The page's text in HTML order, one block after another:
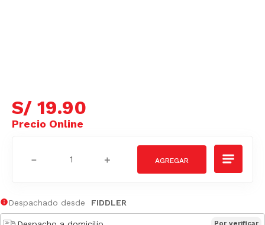
S/ 19.90
＋
－
Despachado desde FIDDLER
Por verificar